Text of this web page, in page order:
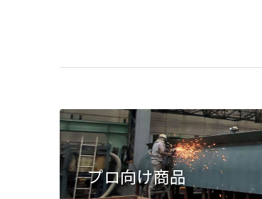
プロ向け商品